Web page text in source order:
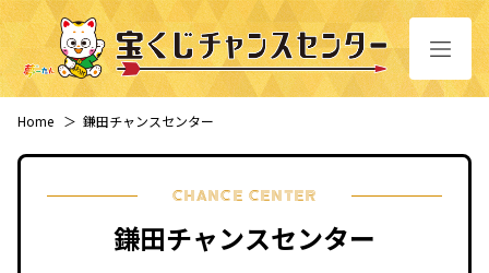
Home ＞ 鎌田チャンスセンター
CHANCE CENTER
鎌田チャンスセンター